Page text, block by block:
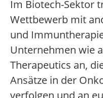
Im Biotech-Sektor
Wettbewerb mit
und
Unternehmen wie
Therapeutics an,
Ansätze in der